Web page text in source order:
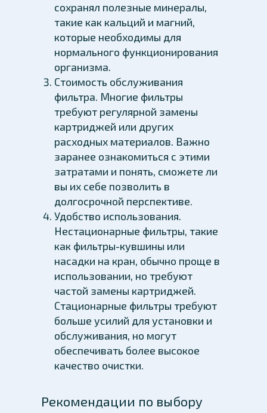
сохранял полезные минералы,
такие как кальций и магний,
которые необходимы для
нормального функционирования
организма.
Стоимость обслуживания
фильтра. Многие фильтры
требуют регулярной замены
картриджей или других
расходных материалов. Важно
заранее ознакомиться с этими
затратами и понять, сможете ли
вы их себе позволить в
долгосрочной перспективе.
Удобство использования.
Нестационарные фильтры, такие
как фильтры-кувшины или
насадки на кран, обычно проще в
использовании, но требуют
частой замены картриджей.
Стационарные фильтры требуют
больше усилий для установки и
обслуживания, но могут
обеспечивать более высокое
качество очистки.
Рекомендации по выбору